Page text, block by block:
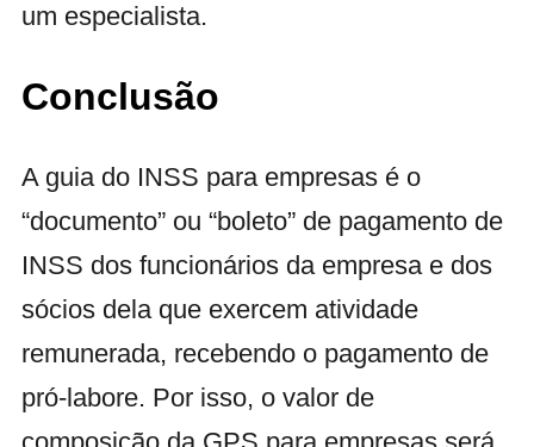
um especialista.
Conclusão
A guia do INSS para empresas é o
“documento” ou “boleto” de pagamento de
INSS dos funcionários da empresa e dos
sócios dela que exercem atividade
remunerada, recebendo o pagamento de
pró-labore. Por isso, o valor de